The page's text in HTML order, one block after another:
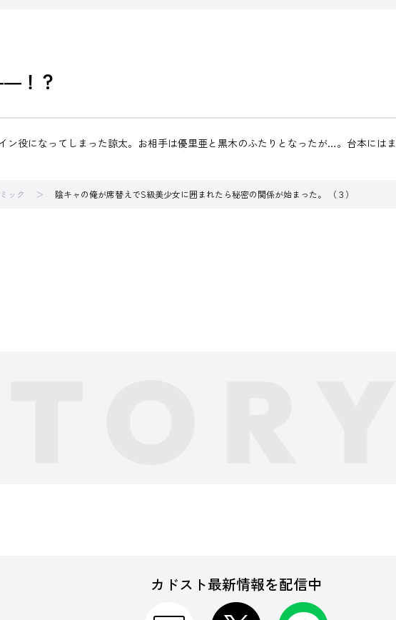
！？
ン役になってしまった諒太。お相手は優里亜と黒木のふたりとなったが…。台本には
ック 陰キャの俺が席替えでS級美少女に囲まれたら秘密の関係が始まった。 （３）
カドスト最新情報を配信中